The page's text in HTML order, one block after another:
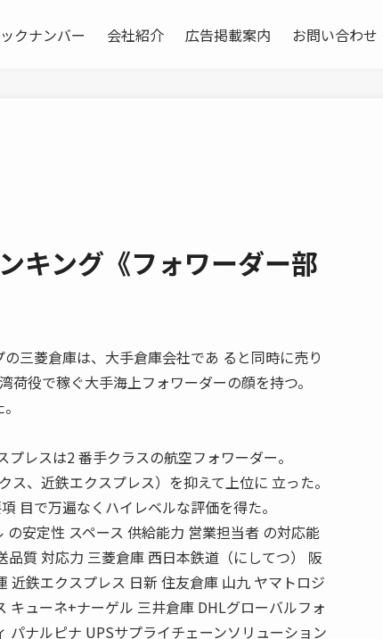
クナンバー 会社紹介 広告掲載案内 お問い合わせ
ング《フォワーダー部
菱倉庫は、大手倉庫会社であ ると同時に売り
役で稼ぐ大手海上フォワーダーの顔を持つ。
レスは2 番手クラスの航空フォワーダー。
、近鉄エクスプレス）を抑えて上位に 立った。
目で万遍なくハイレベルな評価を得た。
安定性 スペース 供給能力 営業担当者 の対応能
質 対応力 三菱倉庫 西日本鉄道（にしてつ） 阪
近鉄エクスプレス 日新 住友倉庫 山九 ヤマトロジ
キューネ+ナーゲル 三井倉庫 DHLグローバルフォ
パナルピナ UPSサプライチェーンソリューション